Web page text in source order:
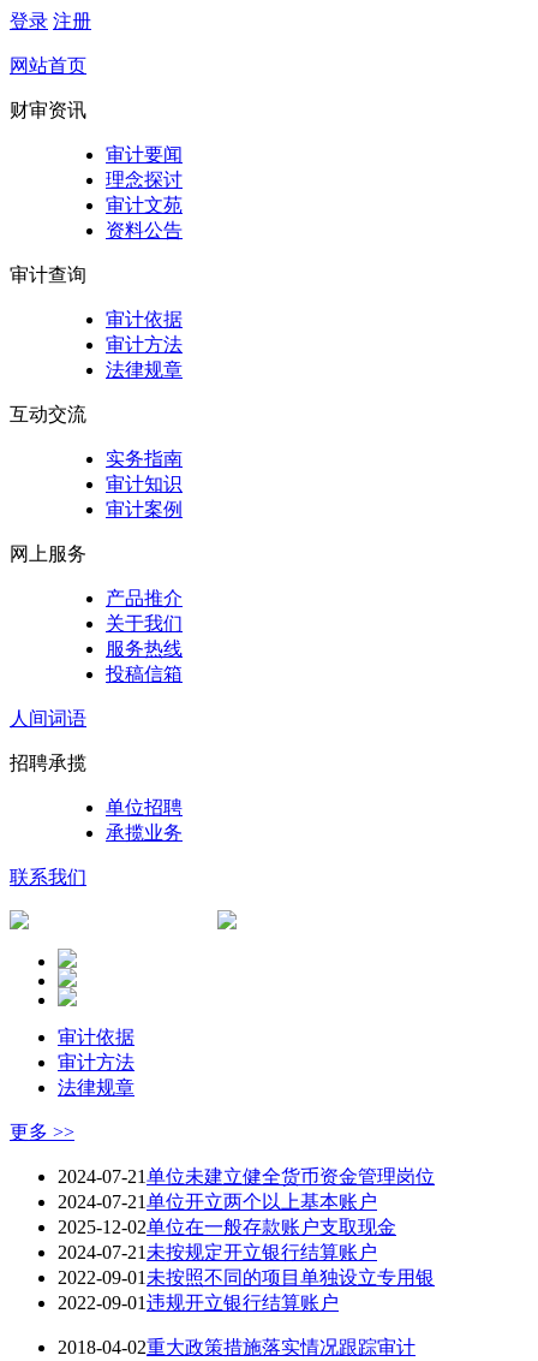
登录 注册
网站首页
财审资讯
审计要闻
理念探讨
审计文苑
资料公告
审计查询
审计依据
审计方法
法律规章
互动交流
实务指南
审计知识
审计案例
网上服务
产品推介
关于我们
服务热线
投稿信箱
人间词语
招聘承揽
单位招聘
承揽业务
联系我们
审计依据
审计方法
法律规章
更多 >>
2024-07-21单位未建立健全货币资金管理岗位
2024-07-21单位开立两个以上基本账户
2025-12-02单位在一般存款账户支取现金
2024-07-21 未按规定开立银行结算账户
2022-09-01 未按照不同的项目单独设立专用银
2022-09-01违规开立银行结算账户
2018-04-02重大政策措施落实情况跟踪审计